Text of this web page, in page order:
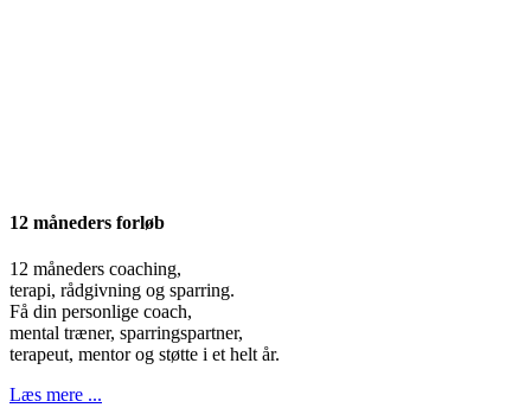
12 måneders forløb
12 måneders coaching,
terapi, rådgivning og sparring.
Få din personlige coach,
mental træner, sparringspartner,
terapeut, mentor og støtte i et helt år.
Læs mere ...